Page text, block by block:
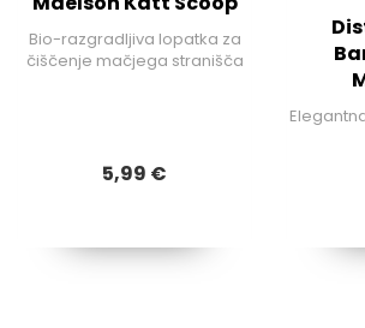
Bio-razgradljiva lopatka za
čiščenje mačjega stranišča
5,99 €